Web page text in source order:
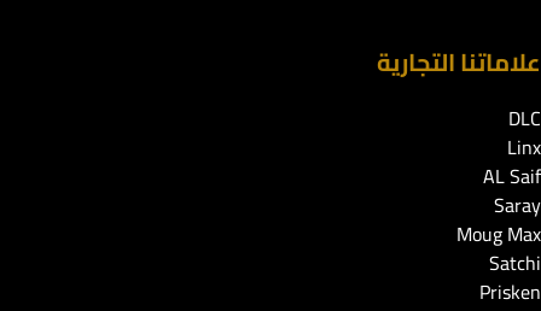
علاماتنا التجارية
DLC
Linx
AL Saif
Saray
Moug Max
Satchi
Prisken